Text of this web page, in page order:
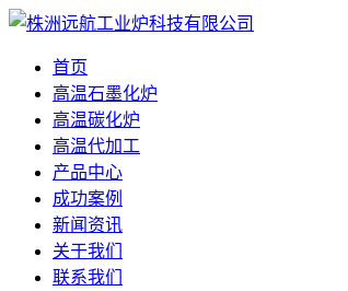
首页
高温石墨化炉
高温碳化炉
高温代加工
产品中心
成功案例
新闻资讯
关于我们
联系我们